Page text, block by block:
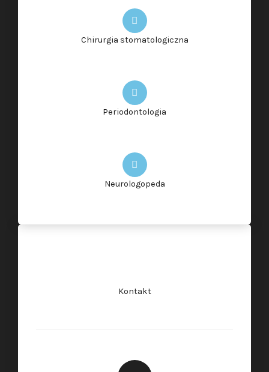
Kontakt
Chirurgia stomatologiczna
Periodontologia
Neurologopeda